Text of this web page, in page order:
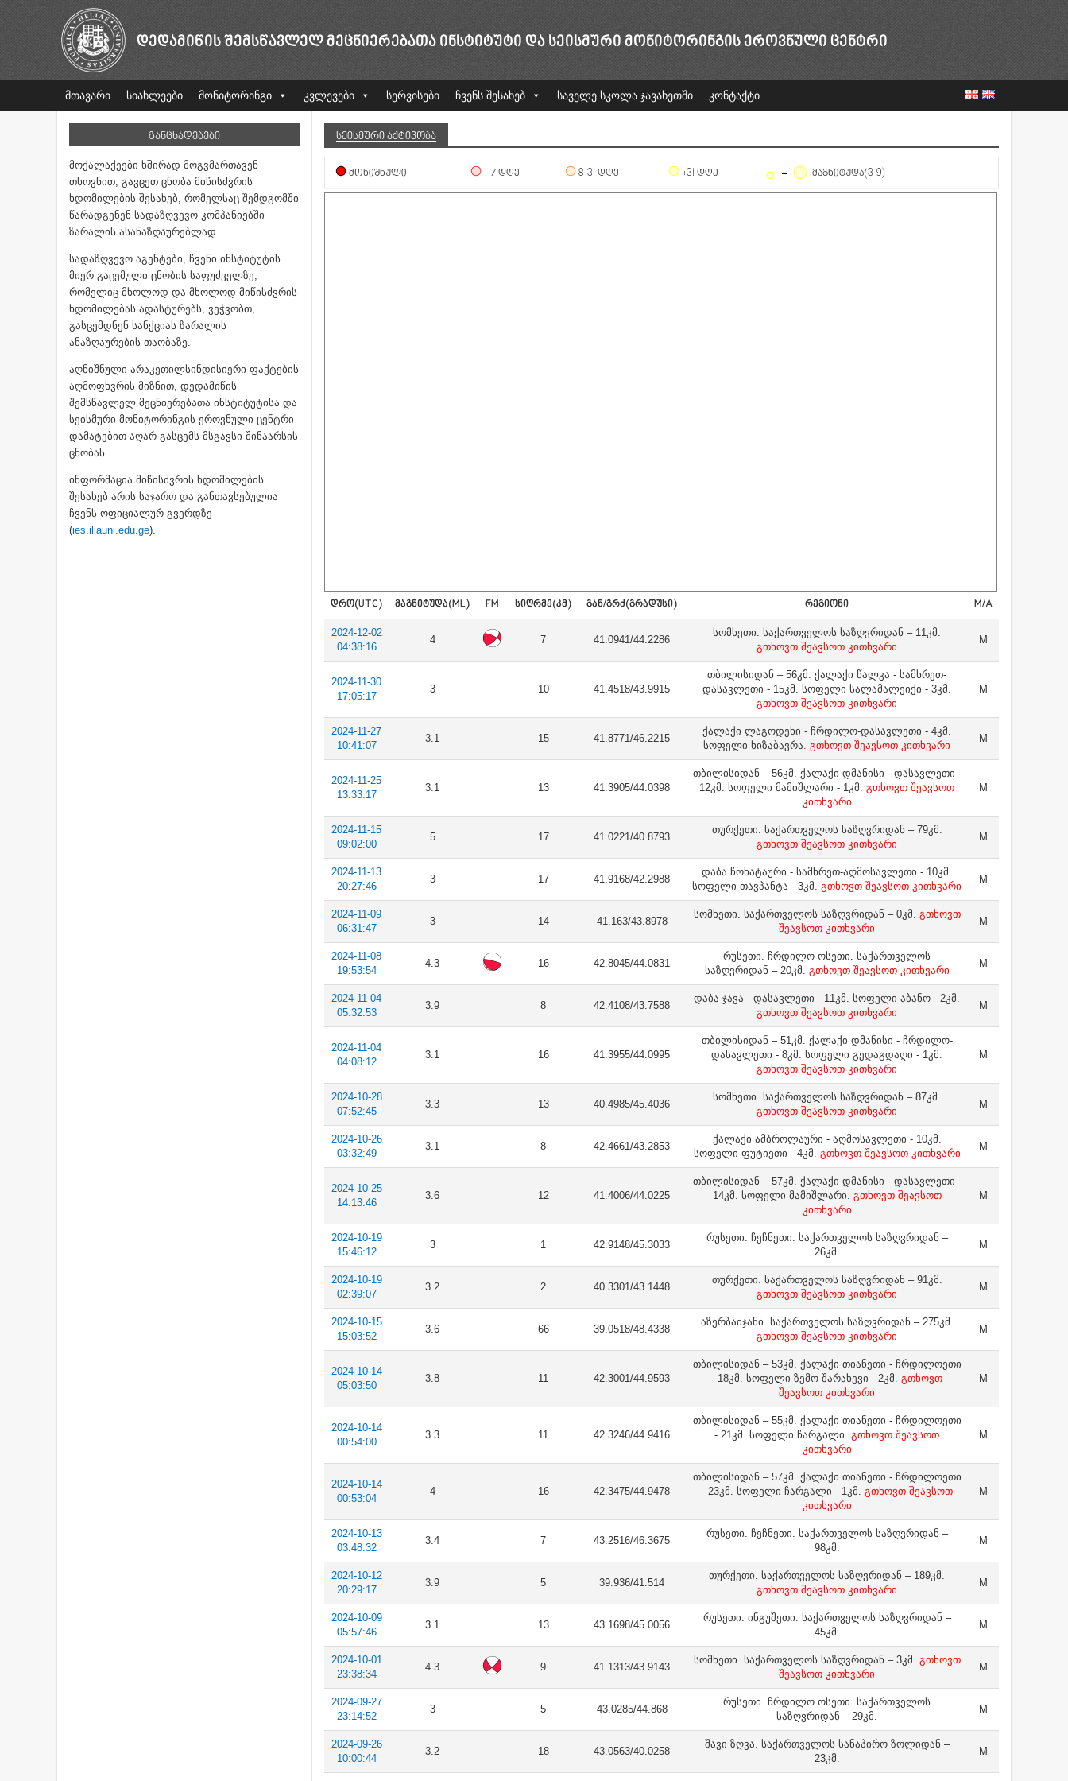
ᲓᲔᲓᲐᲛᲘᲬᲘᲡ ᲨᲔᲛᲡᲬᲐᲕᲚᲔᲚ ᲛᲔᲪᲜᲘᲔᲠᲔᲑᲐᲗᲐ ᲘᲜᲡᲢᲘᲢᲣᲢᲘ ᲓᲐ ᲡᲔᲘᲡᲛᲣᲠᲘ ᲛᲝᲜᲘᲢᲝᲠᲘᲜᲒᲘᲡ ᲔᲠᲝᲕᲜᲣᲚᲘ ᲪᲔᲜᲢᲠᲘ
მთავარი სიახლეები მონიტორინგი კვლევები სერვისები ჩვენს შესახებ საველე სკოლა ჯავახეთში კონტაქტი
ᲒᲐᲜᲪᲮᲐᲓᲔᲑᲔᲑᲘ
მოქალაქეები ხშირად მოგვმართავენ
თხოვნით, გავცეთ ცნობა მიწისძვრის
ხდომილების შესახებ, რომელსაც შემდგომში
წარადგენენ სადაზღვევო კომპანიებში
ზარალის ასანაზღაურებლად.
სადაზღვევო აგენტები, ჩვენი ინსტიტუტის
მიერ გაცემული ცნობის საფუძველზე,
რომელიც მხოლოდ და მხოლოდ მიწისძვრის
ხდომილებას ადასტურებს, ვეჭვობთ,
გასცემდნენ სანქციას ზარალის
ანაზღაურების თაობაზე.
აღნიშნული არაკეთილსინდისიერი ფაქტების
აღმოფხვრის მიზნით, დედამიწის
შემსწავლელ მეცნიერებათა ინსტიტუტისა და
სეისმური მონიტორინგის ეროვნული ცენტრი
დამატებით აღარ გასცემს მსგავსი შინაარსის
ცნობას.
ინფორმაცია მიწისძვრის ხდომილების
შესახებ არის საჯარო და განთავსებულია
ჩვენს ოფიციალურ გვერდზე
(ies.iliauni.edu.ge).
ᲡᲔᲘᲡᲛᲣᲠᲘ ᲐᲥᲢᲘᲕᲝᲑᲐ
ᲛᲝᲜᲘᲨᲜᲣᲚᲘ 1-7 ᲓᲦᲔ 8-31 ᲓᲦᲔ +31 ᲓᲦᲔ ᲛᲐᲒᲜᲘᲢᲣᲓᲐ(3-9)
ᲓᲠᲝ(UTC) ᲛᲐᲒᲜᲘᲢᲣᲓᲐ(ML) FM ᲡᲘᲦᲠᲛᲔ(ᲙᲛ) ᲒᲐᲜ/ᲒᲠᲫ(ᲒᲠᲐᲓᲣᲡᲘ) ᲠᲔᲒᲘᲝᲜᲘ M/A
2024-12-02
04:38:16
4 7 41.0941/44.2286
სომხეთი. საქართველოს საზღვრიდან – 11კმ.
გთხოვთ შეავსოთ კითხვარი
M
2024-11-30
17:05:17
3 10 41.4518/43.9915
თბილისიდან – 56კმ. ქალაქი წალკა - სამხრეთ-
დასავლეთი - 15კმ. სოფელი სალამალეიქი - 3კმ.
გთხოვთ შეავსოთ კითხვარი
M
2024-11-27
10:41:07
3.1 15 41.8771/46.2215
ქალაქი ლაგოდეხი - ჩრდილო-დასავლეთი - 4კმ.
სოფელი ხიზაბავრა. გთხოვთ შეავსოთ კითხვარი
M
2024-11-25
13:33:17
3.1 13 41.3905/44.0398
თბილისიდან – 56კმ. ქალაქი დმანისი - დასავლეთი -
12კმ. სოფელი მამიშლარი - 1კმ. გთხოვთ შეავსოთ
კითხვარი
M
2024-11-15
09:02:00
5 17 41.0221/40.8793
თურქეთი. საქართველოს საზღვრიდან – 79კმ.
გთხოვთ შეავსოთ კითხვარი
M
2024-11-13
20:27:46
3 17 41.9168/42.2988
დაბა ჩოხატაური - სამხრეთ-აღმოსავლეთი - 10კმ.
სოფელი თავპანტა - 3კმ. გთხოვთ შეავსოთ კითხვარი
M
2024-11-09
06:31:47
3 14 41.163/43.8978
სომხეთი. საქართველოს საზღვრიდან – 0კმ. გთხოვთ
შეავსოთ კითხვარი
M
2024-11-08
19:53:54
4.3 16 42.8045/44.0831
რუსეთი. ჩრდილო ოსეთი. საქართველოს
საზღვრიდან – 20კმ. გთხოვთ შეავსოთ კითხვარი
M
2024-11-04
05:32:53
3.9 8 42.4108/43.7588
დაბა ჯავა - დასავლეთი - 11კმ. სოფელი აბანო - 2კმ.
გთხოვთ შეავსოთ კითხვარი
M
2024-11-04
04:08:12
3.1 16 41.3955/44.0995
თბილისიდან – 51კმ. ქალაქი დმანისი - ჩრდილო-
დასავლეთი - 8კმ. სოფელი გედაგდაღი - 1კმ.
გთხოვთ შეავსოთ კითხვარი
M
2024-10-28
07:52:45
3.3 13 40.4985/45.4036
სომხეთი. საქართველოს საზღვრიდან – 87კმ.
გთხოვთ შეავსოთ კითხვარი
M
2024-10-26
03:32:49
3.1 8 42.4661/43.2853
ქალაქი ამბროლაური - აღმოსავლეთი - 10კმ.
სოფელი ფუტიეთი - 4კმ. გთხოვთ შეავსოთ კითხვარი
M
2024-10-25
14:13:46
3.6 12 41.4006/44.0225
თბილისიდან – 57კმ. ქალაქი დმანისი - დასავლეთი -
14კმ. სოფელი მამიშლარი. გთხოვთ შეავსოთ
კითხვარი
M
2024-10-19
15:46:12
3 1 42.9148/45.3033
რუსეთი. ჩეჩნეთი. საქართველოს საზღვრიდან –
26კმ.
M
2024-10-19
02:39:07
3.2 2 40.3301/43.1448
თურქეთი. საქართველოს საზღვრიდან – 91კმ.
გთხოვთ შეავსოთ კითხვარი
M
2024-10-15
15:03:52
3.6 66 39.0518/48.4338
აზერბაიჯანი. საქართველოს საზღვრიდან – 275კმ.
გთხოვთ შეავსოთ კითხვარი
M
2024-10-14
05:03:50
3.8 11 42.3001/44.9593
თბილისიდან – 53კმ. ქალაქი თიანეთი - ჩრდილოეთი
- 18კმ. სოფელი ზემო შარახევი - 2კმ. გთხოვთ
შეავსოთ კითხვარი
M
2024-10-14
00:54:00
3.3 11 42.3246/44.9416
თბილისიდან – 55კმ. ქალაქი თიანეთი - ჩრდილოეთი
- 21კმ. სოფელი ჩარგალი. გთხოვთ შეავსოთ
კითხვარი
M
2024-10-14
00:53:04
4 16 42.3475/44.9478
თბილისიდან – 57კმ. ქალაქი თიანეთი - ჩრდილოეთი
- 23კმ. სოფელი ჩარგალი - 1კმ. გთხოვთ შეავსოთ
კითხვარი
M
2024-10-13
03:48:32
3.4 7 43.2516/46.3675
რუსეთი. ჩეჩნეთი. საქართველოს საზღვრიდან –
98კმ.
M
2024-10-12
20:29:17
3.9 5 39.936/41.514
თურქეთი. საქართველოს საზღვრიდან – 189კმ.
გთხოვთ შეავსოთ კითხვარი
M
2024-10-09
05:57:46
3.1 13 43.1698/45.0056
რუსეთი. ინგუშეთი. საქართველოს საზღვრიდან –
45კმ.
M
2024-10-01
23:38:34
4.3 9 41.1313/43.9143
სომხეთი. საქართველოს საზღვრიდან – 3კმ. გთხოვთ
შეავსოთ კითხვარი
M
2024-09-27
23:14:52
3 5 43.0285/44.868
რუსეთი. ჩრდილო ოსეთი. საქართველოს
საზღვრიდან – 29კმ.
M
2024-09-26
10:00:44
3.2 18 43.0563/40.0258
შავი ზღვა. საქართველოს სანაპირო ზოლიდან –
23კმ.
M